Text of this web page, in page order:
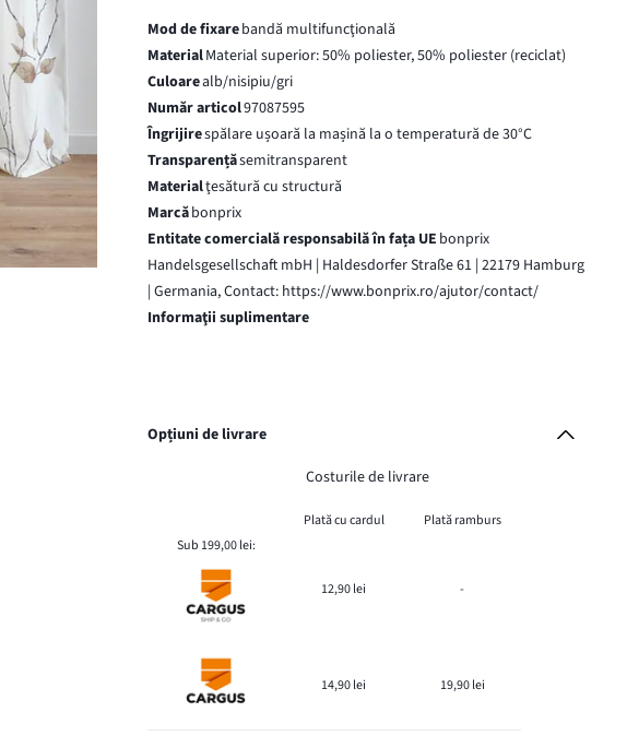
Mod de fixarebandă multifuncţională
MaterialMaterial superior: 50% poliester, 50% poliester (reciclat)
Culoarealb/nisipiu/gri
Număr articol97087595
Îngrijirespălare ușoară la mașină la o temperatură de 30°C
Transparențăsemitransparent
Materialţesătură cu structură
Marcăbonprix
Entitate comercială responsabilă în fața UE bonprix
Handelsgesellschaft mbH | Haldesdorfer Straße 61 | 22179 Hamburg
| Germania, Contact: https://www.bonprix.ro/ajutor/contact/
Informaţii suplimentare
Opțiuni de livrare
Costurile de livrare
Plată cu cardul
Plată ramburs
Sub 199,00 lei:
12,90 lei -
14,90 lei 19,90 lei